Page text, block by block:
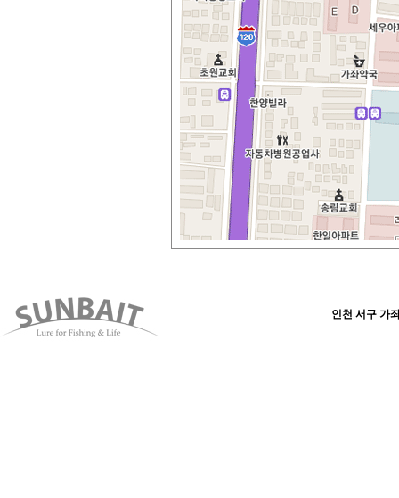
인천 서구 가